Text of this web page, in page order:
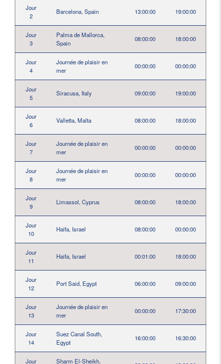
Jour
2
Barcelona, Spain 13:00:00 19:00:00
Jour
3
Palma de Mallorca,
Spain
08:00:00 18:00:00
Jour
4
Journée de plaisir en
mer
00:00:00 00:00:00
Jour
5
Siracusa, Italy 09:00:00 19:00:00
Jour
6
Valletta, Malta 08:00:00 18:00:00
Jour
7
Journée de plaisir en
mer
00:00:00 00:00:00
Jour
8
Journée de plaisir en
mer
00:00:00 00:00:00
Jour
9
Limassol, Cyprus 08:00:00 18:00:00
Jour
10
Haifa, Israel 08:00:00 00:00:00
Jour
11
Haifa, Israel 00:01:00 18:00:00
Jour
12
Port Said, Egypt 06:00:00 09:00:00
Jour
13
Journée de plaisir en
mer
00:00:00 17:30:00
Jour
14
Suez Canal South,
Egypt
16:00:00 16:30:00
Jour
Sharm El-Sheikh,